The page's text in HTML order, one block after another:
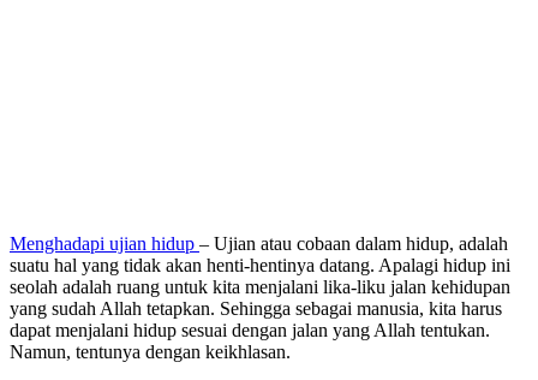
Menghadapi ujian hidup – Ujian atau cobaan dalam hidup, adalah
suatu hal yang tidak akan henti-hentinya datang. Apalagi hidup ini
seolah adalah ruang untuk kita menjalani lika-liku jalan kehidupan
yang sudah Allah tetapkan. Sehingga sebagai manusia, kita harus
dapat menjalani hidup sesuai dengan jalan yang Allah tentukan.
Namun, tentunya dengan keikhlasan.